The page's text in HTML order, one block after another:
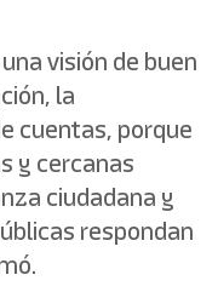
visión de buen
la
cuentas, porque
y cercanas
ciudadana y
respondan